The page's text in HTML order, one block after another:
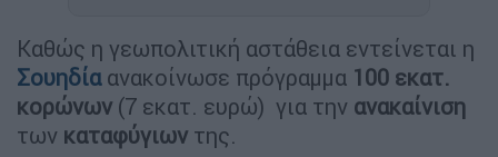
Καθώς η γεωπολιτική αστάθεια εντείνεται η
Σουηδίαανακοίνωσε πρόγραμμα 100 εκατ.
κορώνων (7 εκατ. ευρώ) για την ανακαίνιση
των καταφύγιων της.